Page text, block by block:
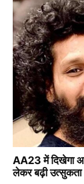
AA23 में दिखेगा
लेकर बढ़ी उत्सुकता